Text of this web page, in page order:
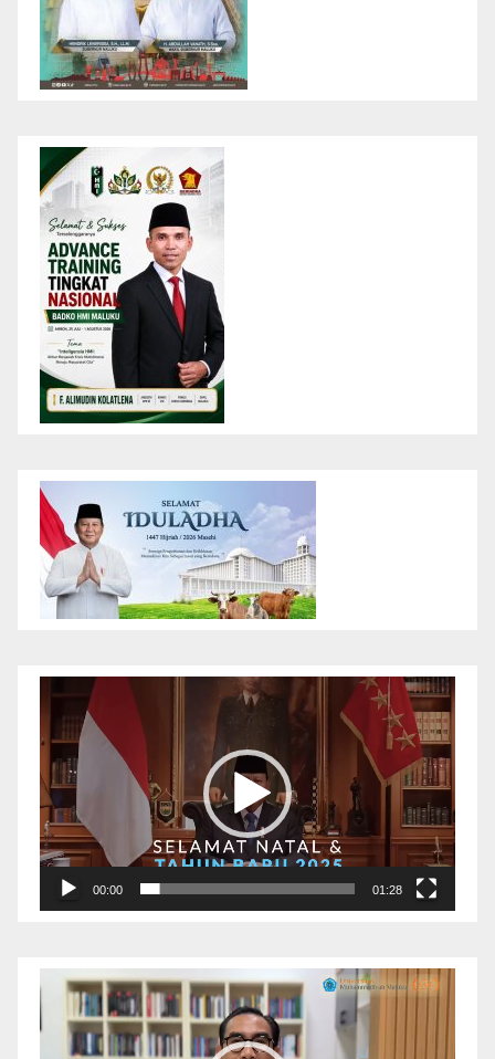
Pemutar
Video
00:00 01:28
Pemutar
Video